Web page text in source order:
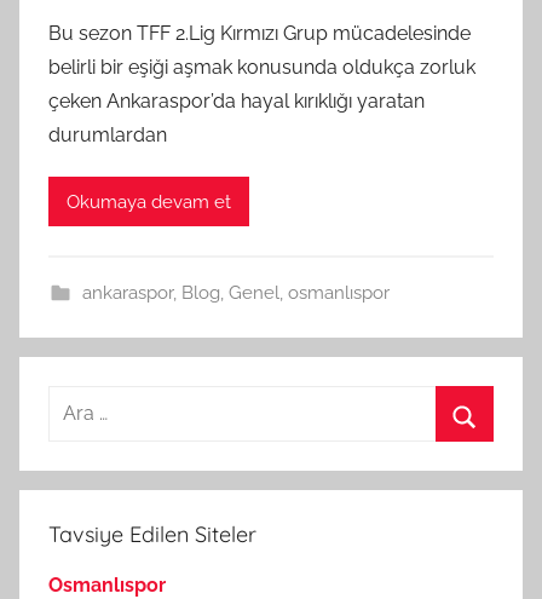
Bu sezon TFF 2.Lig Kırmızı Grup mücadelesinde
belirli bir eşiği aşmak konusunda oldukça zorluk
çeken Ankaraspor’da hayal kırıklığı yaratan
durumlardan
Okumaya devam et
ankaraspor, Blog, Genel, osmanlıspor
Arama:
Tavsiye Edilen Siteler
Osmanlıspor